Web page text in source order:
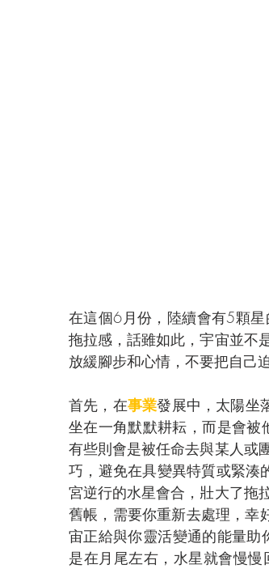
在這個6月份，陸續會有5顆
拖拉感，話雖如此，宇宙並不
放緩腳步和心情，不要把自己
首先，在事業發展中，太陽坐
坐在一角默默耕耘，而是會
有些則會是被任命去與某人或
巧，避免在具變異特質或緊湊
宮逆行的水星會合，壯大了拖
舊帳，需要你重新去處理，幸
宙正給與你靈活變通的能量
是在月尾左右，水星就會慢